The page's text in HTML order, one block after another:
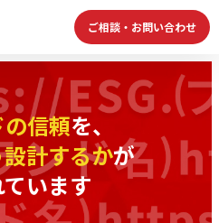
ご相談・お問い合わせ
信頼を、
計するかが
います